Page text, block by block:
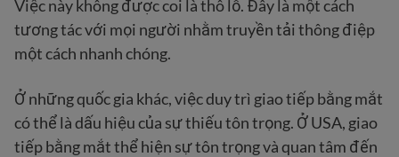
Việc này không được coi là thô lỗ. Đây là một cách
tương tác với mọi người nhằm truyền tải thông điệp
một cách nhanh chóng.
Ở những quốc gia khác, việc duy trì giao tiếp bằng mắt
có thể là dấu hiệu của sự thiếu tôn trọng. Ở USA, giao
tiếp bằng mắt thể hiện sự tôn trọng và quan tâm đến